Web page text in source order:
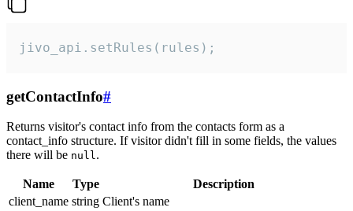
jivo_api.setRules(rules);
getContactInfo#
Returns visitor's contact info from the contacts form as a
contact_info structure. If visitor didn't fill in some fields, the values
there will be null.
Name Type
Description
client_name string Client's name